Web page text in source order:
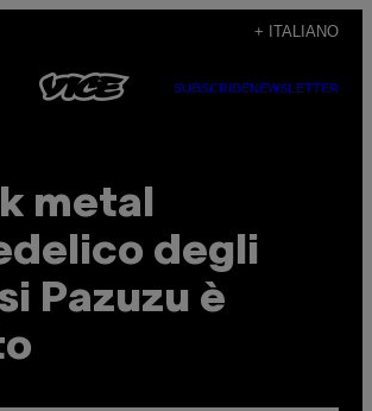
+ ITALIANO
SUBSCRIBENEWSLETTER
metal
degli
Pazuzu è